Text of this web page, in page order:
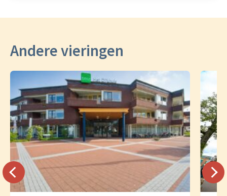
Andere vieringen